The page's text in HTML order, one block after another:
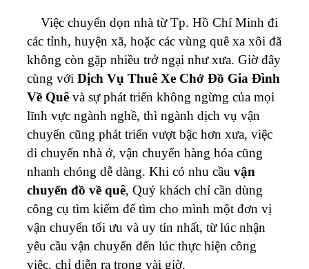
Việc chuyển dọn nhà từ Tp. Hồ Chí Minh đi
các tỉnh, huyện xã, hoặc các vùng quê xa xôi đã
không còn gặp nhiều trở ngại như xưa. Giờ đây
cùng với Dịch Vụ Thuê Xe Chở Đồ Gia Đình
Về Quê và sự phát triển không ngừng của mọi
lĩnh vực ngành nghề, thì ngành dịch vụ vận
chuyển cũng phát triển vượt bậc hơn xưa, việc
di chuyển nhà ở, vận chuyển hàng hóa cũng
nhanh chóng dễ dàng. Khi có nhu cầu vận
chuyển đồ về quê, Quý khách chỉ cần dùng
công cụ tìm kiếm để tìm cho mình một đơn vị
vận chuyển tối ưu và uy tín nhất, từ lúc nhận
yêu cầu vận chuyển đến lúc thực hiện công
việc, chỉ diễn ra trong vài giờ.